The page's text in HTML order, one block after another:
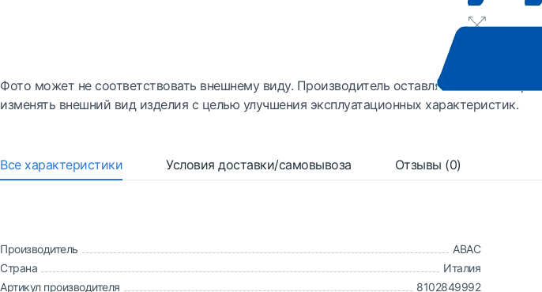
Фото может не соответствовать внешнему виду. Производитель оставляет за собой право
изменять внешний вид изделия с целью улучшения эксплуатационных характеристик.
Все характеристики Условия доставки/самовывоза Отзывы (0)
Производитель
ABAC
Страна
Италия
Артикул производителя
8102849992